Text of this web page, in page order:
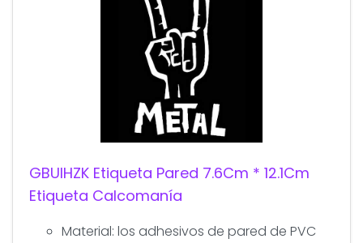
GBUIHZK Etiqueta Pared 7.6Cm * 12.1Cm
Etiqueta Calcomanía
Material: los adhesivos de pared de PVC